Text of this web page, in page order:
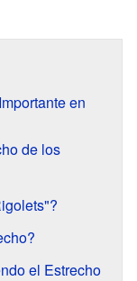
en
de los
el Estrecho